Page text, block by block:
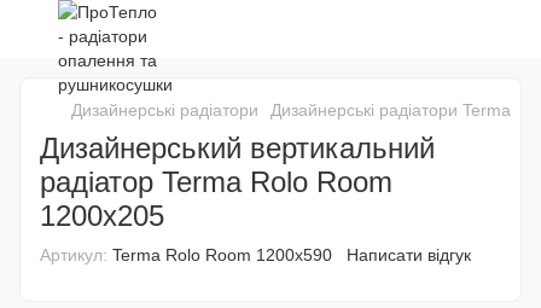
Дизайнерські радіатори Дизайнерські радіатори Terma
Дизайнерський вертикальний
радіатор Terma Rolo Room
1200х205
Артикул: Terma Rolo Room 1200х590 Написати відгук